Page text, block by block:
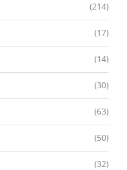
(214)
(17)
(14)
(30)
(63)
(50)
(32)